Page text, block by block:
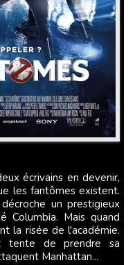
les fantômes existent.
un prestigieux
Columbia. Mais quand
la risée de l'académie.
tente de prendre sa
Manhattan...